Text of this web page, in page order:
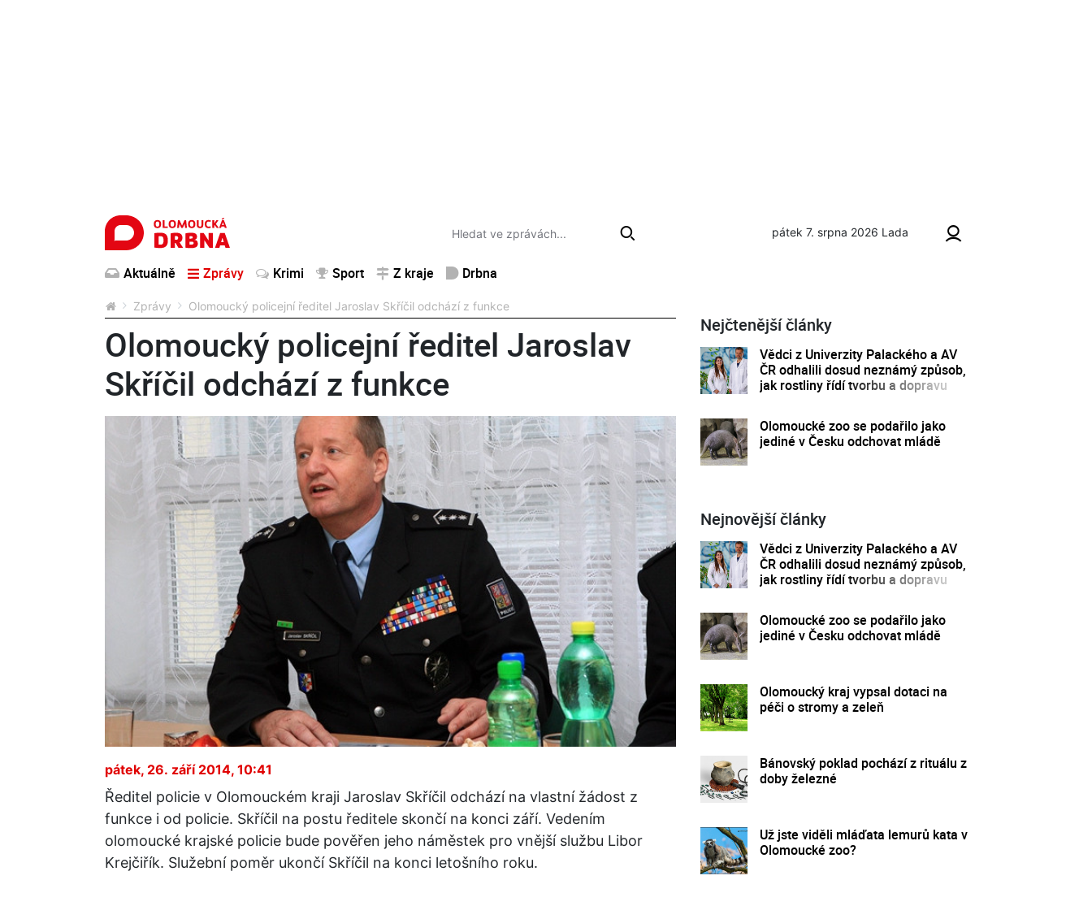
pátek 7. srpna 2026 Lada
Aktuálně Zprávy Krimi Sport Z kraje Drbna
Zprávy Olomoucký policejní ředitel Jaroslav Skříčil odchází z funkce
Olomoucký policejní ředitel Jaroslav
Skříčil odchází z funkce
pátek, 26. září 2014, 10:41
Ředitel policie v Olomouckém kraji Jaroslav Skříčil odchází na vlastní žádost z
funkce i od policie. Skříčil na postu ředitele skončí na konci září. Vedením
olomoucké krajské policie bude pověřen jeho náměstek pro vnější službu Libor
Krejčiřík. Služební poměr ukončí Skříčil na konci letošního roku.
Nejčtenější články
Vědci z Univerzity Palackého a AV
ČR odhalili dosud neznámý způsob,
jak rostliny řídí tvorbu a dopravu
Olomoucké zoo se podařilo jako
jediné v Česku odchovat mládě
Nejnovější články
Vědci z Univerzity Palackého a AV
ČR odhalili dosud neznámý způsob,
jak rostliny řídí tvorbu a dopravu
Olomoucké zoo se podařilo jako
jediné v Česku odchovat mládě
Olomoucký kraj vypsal dotaci na
péči o stromy a zeleň
Bánovský poklad pochází z rituálu z
doby železné
Už jste viděli mláďata lemurů kata v
Olomoucké zoo?